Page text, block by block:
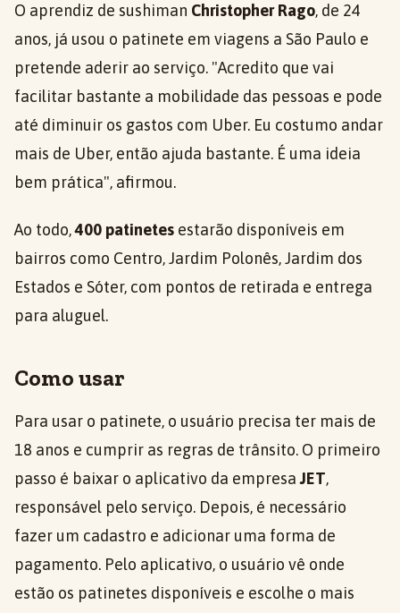
O aprendiz de sushiman Christopher Rago, de 24
anos, já usou o patinete em viagens a São Paulo e
pretende aderir ao serviço. "Acredito que vai
facilitar bastante a mobilidade das pessoas e pode
até diminuir os gastos com Uber. Eu costumo andar
mais de Uber, então ajuda bastante. É uma ideia
bem prática", afirmou.
Ao todo,400 patinetes estarão disponíveis em
bairros como Centro, Jardim Polonês, Jardim dos
Estados e Sóter, com pontos de retirada e entrega
para aluguel.
Como usar
Para usar o patinete, o usuário precisa ter mais de
18 anos e cumprir as regras de trânsito. O primeiro
passo é baixar o aplicativo da empresaJET,
responsável pelo serviço. Depois, é necessário
fazer um cadastro e adicionar uma forma de
pagamento. Pelo aplicativo, o usuário vê onde
estão os patinetes disponíveis e escolhe o mais